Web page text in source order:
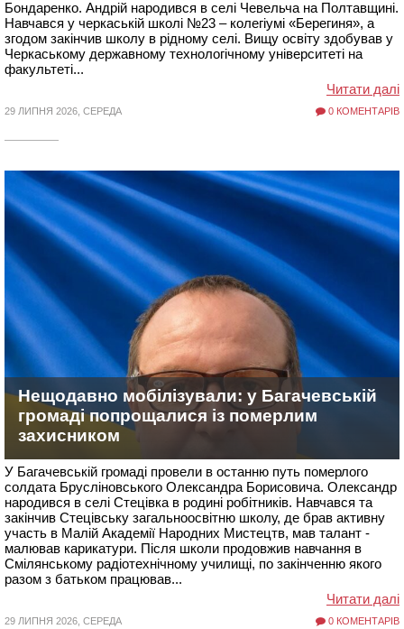
Бондаренко. Андрій народився в селі Чевельча на Полтавщині.
Навчався у черкаській школі №23 – колегіумі «Берегиня», а
згодом закінчив школу в рідному селі. Вищу освіту здобував у
Черкаському державному технологічному університеті на
факультеті...
Читати далі
29 ЛИПНЯ 2026, СЕРЕДА 0 КОМЕНТАРІВ
Нещодавно мобілізували: у Багачевській
громаді попрощалися із померлим
захисником
У Багачевській громаді провели в останню путь померлого
солдата Брусліновського Олександра Борисовича. Олександр
народився в селі Стецівка в родині робітників. Навчався та
закінчив Стецівську загальноосвітню школу, де брав активну
участь в Малій Академії Народних Мистецтв, мав талант -
малював карикатури. Після школи продовжив навчання в
Смілянському радіотехнічному училищі, по закінченню якого
разом з батьком працював...
Читати далі
29 ЛИПНЯ 2026, СЕРЕДА 0 КОМЕНТАРІВ